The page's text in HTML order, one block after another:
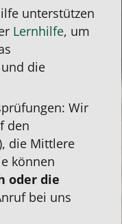
unterstützen
Lernhilfe, um
die
Wir
den
die Mittlere
können
oder die
bei uns